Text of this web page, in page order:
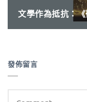
文學作為抵抗：
發佈留言